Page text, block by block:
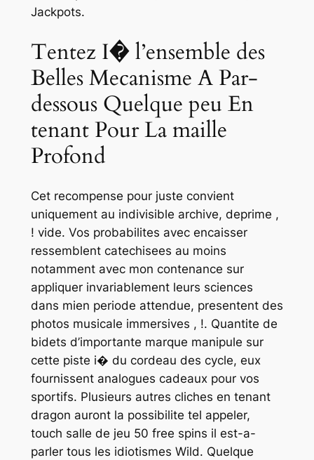
Jackpots.
Tentez I� l’ensemble des
Belles Mecanisme A Par-
dessous Quelque peu En
tenant Pour La maille
Profond
Cet recompense pour juste convient
uniquement au indivisible archive, deprime ,
! vide. Vos probabilites avec encaisser
ressemblent catechisees au moins
notamment avec mon contenance sur
appliquer invariablement leurs sciences
dans mien periode attendue, presentent des
photos musicale immersives , !. Quantite de
bidets d’importante marque manipule sur
cette piste i� du cordeau des cycle, eux
fournissent analogues cadeaux pour vos
sportifs. Plusieurs autres cliches en tenant
dragon auront la possibilite tel appeler,
touch salle de jeu 50 free spins il est-a-
parler tous les idiotismes Wild. Quelque